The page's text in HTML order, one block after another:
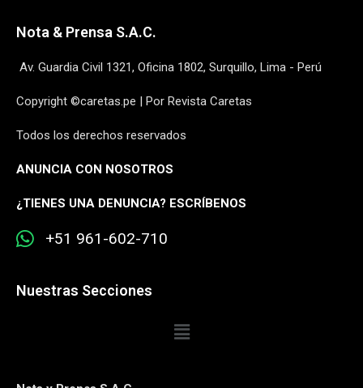
Nota & Prensa S.A.C.
Av. Guardia Civil 1321, Oficina 1802, Surquillo, Lima - Perú
Copyright ©caretas.pe | Por Revista Caretas
Todos los derechos reservados
ANUNCIA CON NOSOTROS
¿TIENES UNA DENUNCIA? ESCRÍBENOS
+51 961-602-710
Nuestras Secciones